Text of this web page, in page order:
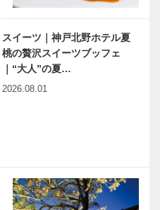
スイーツ｜神戸北野ホテル夏
桃の贅沢スイーツブッフェ
｜“大人”の夏…
2026.08.01